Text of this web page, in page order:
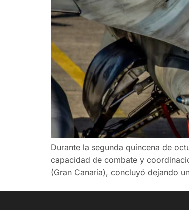
Durante la segunda quincena de
capacidad de combate y
(Gran Canaria), concluyó dejando